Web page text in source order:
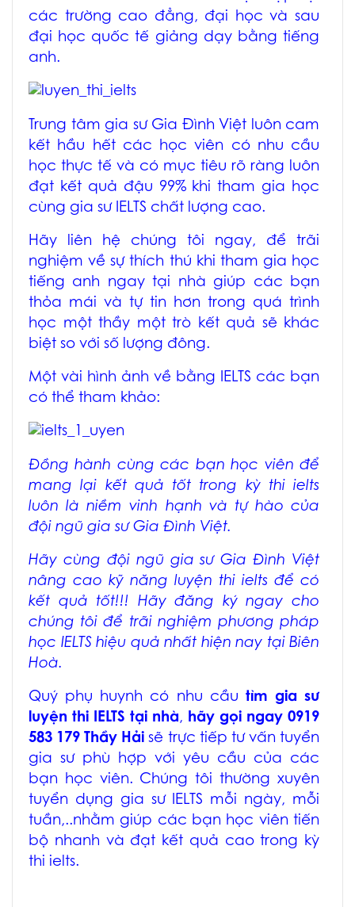
các trường cao đẳng, đại học và sau
đại học quốc tế giảng dạy bằng tiếng
anh.
Trung tâm gia sư Gia Đình Việt luôn cam
kết hầu hết các học viên có nhu cầu
học thực tế và có mục tiêu rõ ràng luôn
đạt kết quả đậu 99% khi tham gia học
cùng gia sư IELTS chất lượng cao.
Hãy liên hệ chúng tôi ngay, để trãi
nghiệm về sự thích thú khi tham gia học
tiếng anh ngay tại nhà giúp các bạn
thỏa mái và tự tin hơn trong quá trình
học một thầy một trò kết quả sẽ khác
biệt so với số lượng đông.
Một vài hình ảnh về bằng IELTS các bạn
có thể tham khảo:
Đồng hành cùng các bạn học viên để
mang lại kết quả tốt trong kỳ thi ielts
luôn là niềm vinh hạnh và tự hào của
đội ngũ gia sư Gia Đình Việt.
Hãy cùng đội ngũ gia sư Gia Đình Việt
nâng cao kỹ năng luyện thi ielts để có
kết quả tốt!!! Hãy đăng ký ngay cho
chúng tôi để trãi nghiệm phương pháp
học IELTS hiệu quả nhất hiện nay tại Biên
Hoà.
Quý phụ huynh có nhu cầu tìm gia sư
luyện thi IELTS tại nhà, hãy gọi ngay 0919
583 179 Thầy Hải sẽ trực tiếp tư vấn tuyển
gia sư phù hợp với yêu cầu của các
bạn học viên. Chúng tôi thường xuyên
tuyển dụng gia sư IELTS mỗi ngày, mỗi
tuần,..nhằm giúp các bạn học viên tiến
bộ nhanh và đạt kết quả cao trong kỳ
thi ielts.